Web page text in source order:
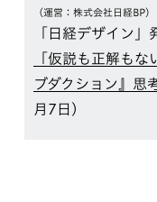
（運営：株式会社日経BP）
「日経デザイン
「仮説も正解も
ブダクション』思
月7日）